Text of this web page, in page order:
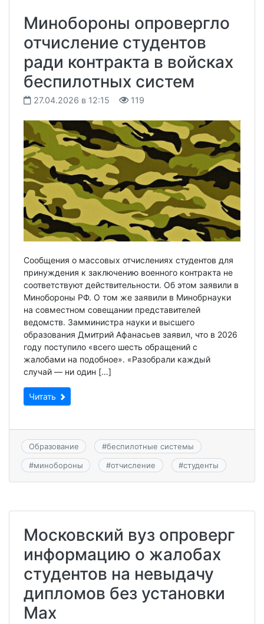
Минобороны опровергло
отчисление студентов
ради контракта в войсках
беспилотных систем
27.04.2026 в 12:15 119
Сообщения о массовых отчислениях студентов для
принуждения к заключению военного контракта не
соответствуют действительности. Об этом заявили в
Минобороны РФ. О том же заявили в Минобрнауки
на совместном совещании представителей
ведомств. Замминистра науки и высшего
образования Дмитрий Афанасьев заявил, что в 2026
году поступило «всего шесть обращений с
жалобами на подобное». «Разобрали каждый
случай — ни один […]
Читать
Образование #беспилотные системы
#минобороны #отчисление #студенты
Московский вуз опроверг
информацию о жалобах
студентов на невыдачу
дипломов без установки
Мах